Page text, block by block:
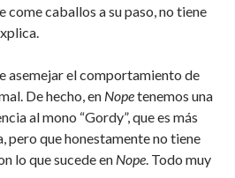
come caballos a su paso, no tiene
asemejar el comportamiento de
De hecho, en Nopetenemos una
al mono “Gordy”, que es más
pero que honestamente no tiene
lo que sucede en Nope. Todo muy